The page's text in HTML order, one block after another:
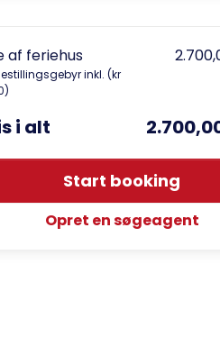
af feriehus
inkl. (kr
i alt
Start booking
Opret en søgeagent